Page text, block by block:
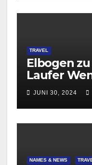
TRAVEL
Elbogen
Laufer
JUNI 30, 2024
NAMES & NEWS